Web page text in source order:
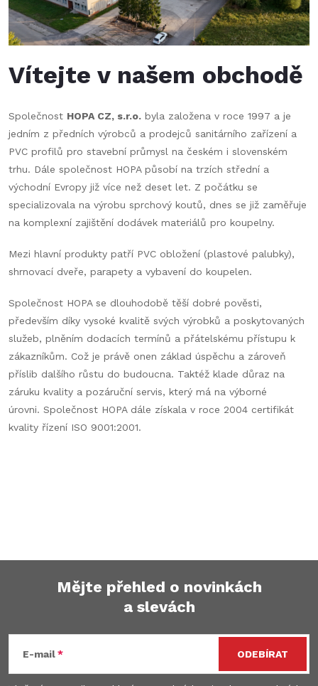
Vítejte v našem obchodě
Společnost HOPA CZ, s.r.o. byla založena v roce 1997 a je
jedním z předních výrobců a prodejců sanitárního zařízení a
PVC profilů pro stavební průmysl na českém i slovenském
trhu. Dále společnost HOPA působí na trzích střední a
východní Evropy již více než deset let. Z počátku se
specializovala na výrobu sprchový koutů, dnes se již zaměřuje
na komplexní zajištění dodávek materiálů pro koupelny.
Mezi hlavní produkty patří PVC obložení (plastové palubky),
shrnovací dveře, parapety a vybavení do koupelen.
Společnost HOPA se dlouhodobě těší dobré pověsti,
především díky vysoké kvalitě svých výrobků a poskytovaných
služeb, plněním dodacích termínů a přátelskému přístupu k
zákazníkům. Což je právě onen základ úspěchu a zároveň
příslib dalšího růstu do budoucna. Taktéž klade důraz na
záruku kvality a pozáruční servis, který má na výborné
úrovni. Společnost HOPA dále získala v roce 2004 certifikát
kvality řízení ISO 9001:2001.
Mějte přehled o novinkách
a slevách
E-mail ODEBÍRAT